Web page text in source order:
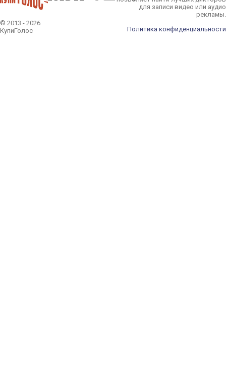
© 2013 - 2026
КупиГолос
для записи видео или аудио
рекламы.
Политика конфиденциальности